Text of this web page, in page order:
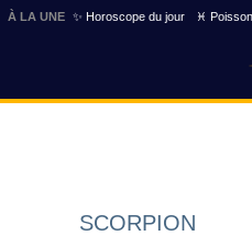
À LA UNE ✨ Horoscope du jour ♓
SCORPION